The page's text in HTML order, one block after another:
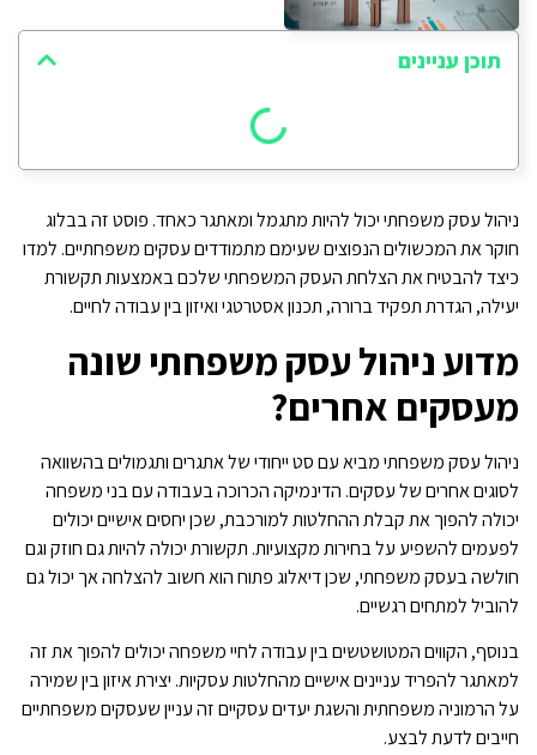
תוכן עניינים
ניהול עסק משפחתי יכול להיות מתגמל ומאתגר כאחד. פוסט זה בבלוג
חוקר את המכשולים הנפוצים שעימם מתמודדים עסקים משפחתיים. למדו
כיצד להבטיח את הצלחת העסק המשפחתי שלכם באמצעות תקשורת
יעילה, הגדרת תפקיד ברורה, תכנון אסטרטגי ואיזון בין עבודה לחיים.
מדוע ניהול עסק משפחתי שונה
מעסקים אחרים?
ניהול עסק משפחתי מביא עם סט ייחודי של אתגרים ותגמולים בהשוואה
לסוגים אחרים של עסקים. הדינמיקה הכרוכה בעבודה עם בני משפחה
יכולה להפוך את קבלת ההחלטות למורכבת, שכן יחסים אישיים יכולים
לפעמים להשפיע על בחירות מקצועיות. תקשורת יכולה להיות גם חוזק וגם
חולשה בעסק משפחתי, שכן דיאלוג פתוח הוא חשוב להצלחה אך יכול גם
להוביל למתחים רגשיים.
בנוסף, הקווים המטושטשים בין עבודה לחיי משפחה יכולים להפוך את זה
למאתגר להפריד עניינים אישיים מהחלטות עסקיות. יצירת איזון בין שמירה
על הרמוניה משפחתית והשגת יעדים עסקיים זה עניין שעסקים משפחתיים
חייבים לדעת לבצע.